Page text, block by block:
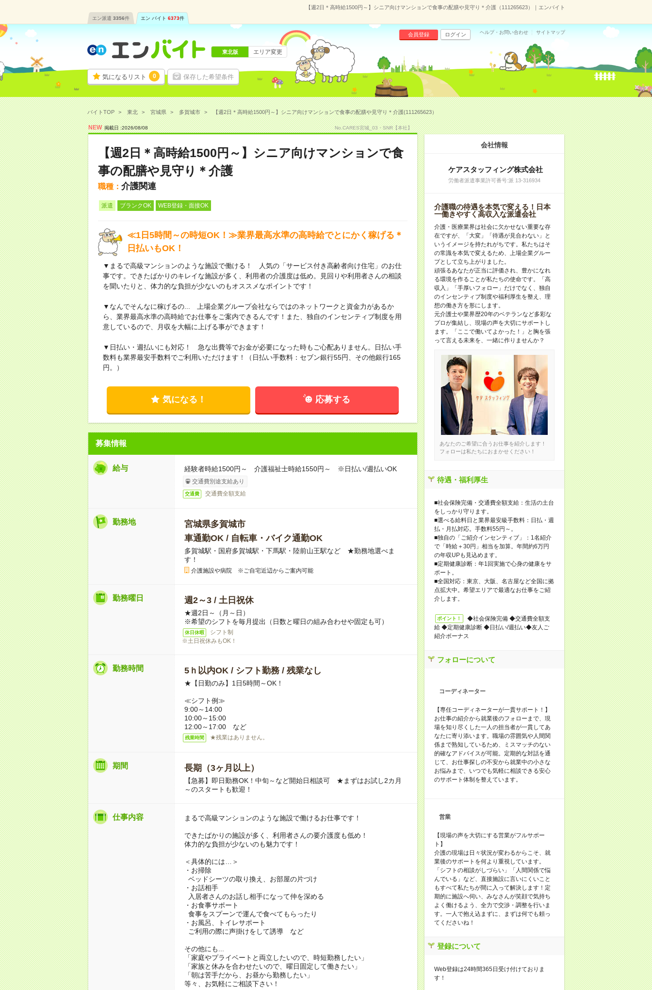
【週2日＊高時給1500円～】シニア向けマンションで食事の配膳や見守り＊介護（111265623）｜エンバイト
エン派遣 3356件 エン バイト 6373件
気になるリスト 0 保存した希望条件
会員登録 ログイン ヘルプ・お問い合わせ サイトマップ
東北版 エリア変更
バイトTOP 東北 宮城県 多賀城市 【週2日＊高時給1500円～】シニア向けマンションで食事の配膳や見守り＊介護(111265623）
NEW 掲載日 :2026/08/08 No.CARES宮城_03・SNR【本社】
【週2日＊高時給1500円～】シニア向けマンションで食
事の配膳や見守り＊介護
職種： 介護関連
派遣 ブランクOK WEB登録・面接OK
≪1日5時間～の時短OK！≫業界最高水準の高時給でとにかく稼げる＊
日払いもOK！
▼まるで高級マンションのような施設で働ける！ 人気の「サービス付き高齢者向け住宅」のお仕
事です。できたばかりのキレイな施設が多く、利用者の介護度は低め。見回りや利用者さんの相談
を聞いたりと、体力的な負担が少ないのもオススメなポイントです！
▼なんでそんなに稼げるの... 上場企業グループ会社ならではのネットワークと資金力があるか
ら、業界最高水準の高時給でお仕事をご案内できるんです！また、独自のインセンティブ制度を用
意しているので、月収を大幅に上げる事ができます！
▼日払い・週払いにも対応！ 急な出費等でお金が必要になった時もご心配ありません。日払い手
数料も業界最安手数料でご利用いただけます！（日払い手数料：セブン銀行55円、その他銀行165
円。）
気になる！ 応募する
募集情報
給与 経験者時給1500円～ 介護福祉士時給1550円～ ※日払い/週払いOK
交通費別途支給あり
交通費 交通費全額支給
勤務地
宮城県多賀城市
車通勤OK / 自転車・バイク通勤OK
多賀城駅・国府多賀城駅・下馬駅・陸前山王駅など ★勤務地選べま
す！
介護施設や病院 ※ご自宅近辺からご案内可能
勤務曜日 週2～3 / 土日祝休
★週2日～（月～日）
※希望のシフトを毎月提出（日数と曜日の組み合わせや固定も可）
休日休暇
シフト制
※土日祝休みもOK！
勤務時間 5ｈ以内OK / シフト勤務 / 残業なし
★【日勤のみ】1日5時間～OK！
≪シフト例≫
9:00～14:00
10:00～15:00
12:00～17:00 など
残業時間 ★残業はありません。
期間 長期（3ヶ月以上）
【急募】即日勤務OK！中旬～など開始日相談可 ★まずはお試し2カ月
～のスタートも歓迎！
仕事内容 まるで高級マンションのような施設で働けるお仕事です！
できたばかりの施設が多く、利用者さんの要介護度も低め！
体力的な負担が少ないのも魅力です！
＜具体的には…＞
・お掃除
ベッドシーツの取り換え、お部屋の片づけ
・お話相手
入居者さんのお話し相手になって仲を深める
・お食事サポート
食事をスプーンで運んで食べてもらったり
・お風呂、トイレサポート
ご利用の際に声掛けをして誘導 など
その他にも...
「家庭やプライベートと両立したいので、時短勤務したい」
「家族と休みを合わせたいので、曜日固定して働きたい」
「朝は苦手だから、お昼から勤務したい」
等々、お気軽にご相談下さい！
会社情報
ケアスタッフィング株式会社
労働者派遣事業許可番号:派 13-316934
介護職の待遇を本気で変える！日本
一働きやすく高収入な派遣会社
介護・医療業界は社会に欠かせない重要な存
在ですが、「大変」「待遇が見合わない」と
いうイメージを持たれがちです。私たちはそ
の常識を本気で変えるため、上場企業グルー
プとして立ち上がりました。
頑張るあなたが正当に評価され、豊かになれ
る環境を作ることが私たちの使命です。「高
収入」「手厚いフォロー」だけでなく、独自
のインセンティブ制度や福利厚生を整え、理
想の働き方を形にします。
元介護士や業界歴20年のベテランなど多彩な
プロが集結し、現場の声を大切にサポートし
ます。「ここで働いてよかった！」と胸を張
って言える未来を、一緒に作りませんか？
あなたのご希望に合うお仕事を紹介します！
フォローは私たちにおまかせください！
待遇・福利厚生
■社会保険完備・交通費全額支給：生活の土台
をしっかり守ります。
■選べる給料日と業界最安級手数料：日払・週
払・月払対応。手数料55円～。
■独自の「ご紹介インセンティブ」：1名紹介
で「時給＋30円」相当を加算。年間約6万円
の年収UPも見込めます。
■定期健康診断：年1回実施で心身の健康をサ
ポート。
■全国対応：東京、大阪、名古屋など全国に拠
点拡大中。希望エリアで最適なお仕事をご紹
介します。
ポイント！
◆社会保険完備 ◆交通費全額支
給 ◆定期健康診断 ◆日払い/週払い◆友人ご
紹介ボーナス
フォローについて
コーディネーター
【専任コーディネーターが一貫サポート！】
お仕事の紹介から就業後のフォローまで、現
場を知り尽くした一人の担当者が一貫してあ
なたに寄り添います。職場の雰囲気や人間関
係まで熟知しているため、ミスマッチのない
的確なアドバイスが可能。定期的な対話を通
じて、お仕事探しの不安から就業中の小さな
お悩みまで、いつでも気軽に相談できる安心
のサポート体制を整えています。
営業
【現場の声を大切にする営業がフルサポー
ト】
介護の現場は日々状況が変わるからこそ、就
業後のサポートを何より重視しています。
「シフトの相談がしづらい」「人間関係で悩
んでいる」など、直接施設に言いにくいこと
もすべて私たちが間に入って解決します！定
期的に施設へ伺い、みなさんが笑顔で気持ち
よく働けるよう、全力で交渉・調整を行いま
す。一人で抱え込まずに、まずは何でも頼っ
てくださいね！
登録について
Web登録は24時間365日受け付けておりま
す！